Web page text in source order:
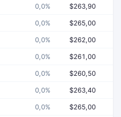
0,0% $263,90
0,0% $265,00
0,0% $262,00
0,0% $261,00
0,0% $260,50
0,0% $263,40
0,0% $265,00